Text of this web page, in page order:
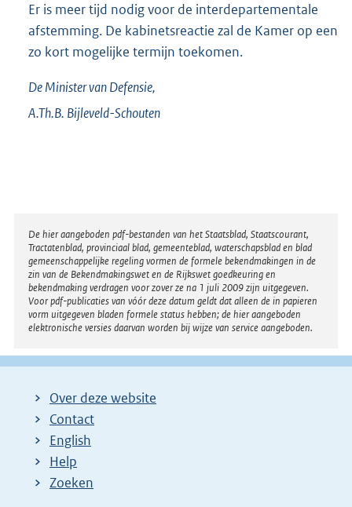
Er is meer tijd nodig voor de interdepartementale
afstemming. De kabinetsreactie zal de Kamer op een
zo kort mogelijke termijn toekomen.
De Minister van Defensie,
A.Th.B. Bijleveld-Schouten
Disclaimer
De hier aangeboden pdf-bestanden van het Staatsblad, Staatscourant,
Tractatenblad, provinciaal blad, gemeenteblad, waterschapsblad en blad
gemeenschappelijke regeling vormen de formele bekendmakingen in de
zin van de Bekendmakingswet en de Rijkswet goedkeuring en
bekendmaking verdragen voor zover ze na 1 juli 2009 zijn uitgegeven.
Voor pdf-publicaties van vóór deze datum geldt dat alleen de in papieren
vorm uitgegeven bladen formele status hebben; de hier aangeboden
elektronische versies daarvan worden bij wijze van service aangeboden.
Over deze website
Contact
English
Help
Zoeken